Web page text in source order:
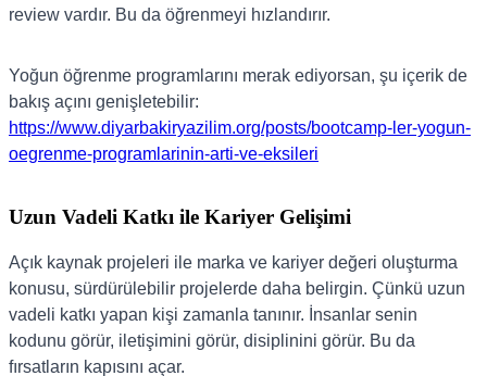
review vardır. Bu da öğrenmeyi hızlandırır.
Yoğun öğrenme programlarını merak ediyorsan, şu içerik de
bakış açını genişletebilir:
https://www.diyarbakiryazilim.org/posts/bootcamp-ler-yogun-
oegrenme-programlarinin-arti-ve-eksileri
Uzun Vadeli Katkı ile Kariyer Gelişimi
Açık kaynak projeleri ile marka ve kariyer değeri oluşturma
konusu, sürdürülebilir projelerde daha belirgin. Çünkü uzun
vadeli katkı yapan kişi zamanla tanınır. İnsanlar senin
kodunu görür, iletişimini görür, disiplinini görür. Bu da
fırsatların kapısını açar.